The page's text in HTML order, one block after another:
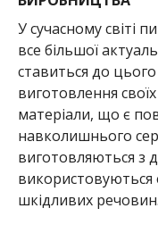
У сучасному світі
все більшої
ставиться до
виготовлення
матеріали, що є
навколишнього
виготовляються з
використовуються
шкідливих речовин.